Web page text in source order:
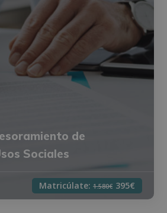
de
Sociales
Matricúlate: 1.580€ 395€